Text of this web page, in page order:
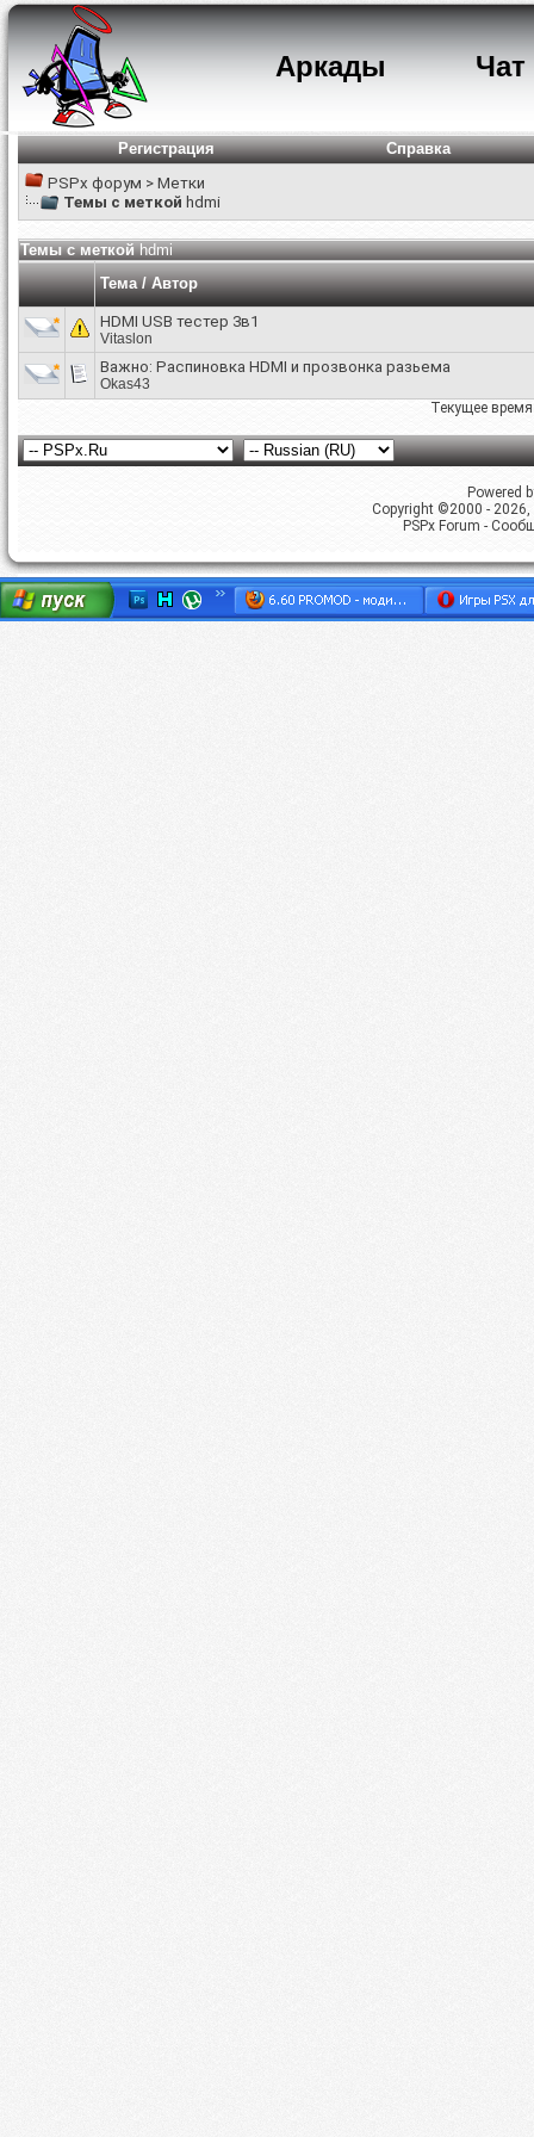
Аркады Чат
Регистрация
Справка
PSPx форум > Метки
Темы с меткой hdmi
Темы с меткойhdmi
Тема / Автор
HDMI USB тестер 3в1
Vitaslon
Важно: Распиновка HDMI и прозвонка разьема
Okas43
Текущее
Powered
Copyright ©2000 -
PSPx Forum -